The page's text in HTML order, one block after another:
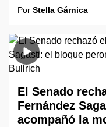
Por Stella Gárnica
El Senado
Fernández
acompañó la